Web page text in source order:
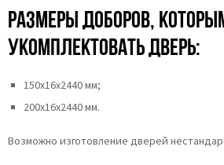
Размеры доборов,
укомплектовать дверь:
150х16х2440 мм;
200х16х2440 мм.
Возможно изготовление дверей